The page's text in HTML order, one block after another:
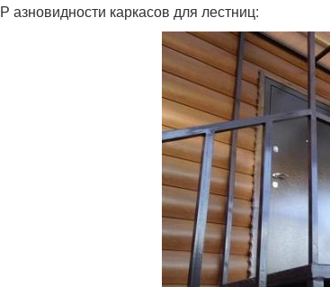
Р азновидности каркасов для лестниц: